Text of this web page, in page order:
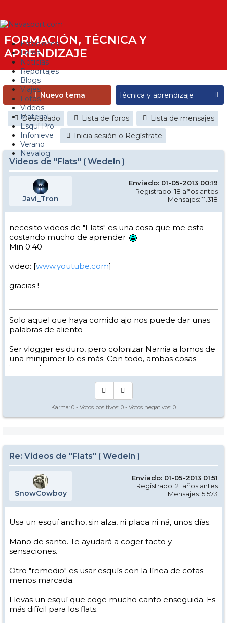
Estaciones
Foros
Noticias
Reportajes
Blogs
Viajes
Fotos
Videos
Material
Esquí Pro
Infonieve
Verano
Nevalog
FORMACIÓN, TÉCNICA Y
APRENDIZAJE
Nuevo tema
Destacado Lista de foros
Lista de mensajes
Inicia sesión o Regístrate
Videos de "Flats" ( Wedeln )
Javi_Tron
Enviado: 01-05-2013 00:19
Registrado: 18 años antes
Mensajes: 11.318
necesito videos de "Flats" es una cosa que me esta
costando mucho de aprender
Min 0:40
video: [www.youtube.com]
gracias !
Solo aquel que haya comido ajo nos puede dar unas
palabras de aliento
Ser vlogger es duro, pero colonizar Narnia a lomos de
una minipimer lo es más. Con todo, ambas cosas
intento hacer.
Yo hago esquí extremo : voy de extremo a extremo
Los caminos del esquí son inescrotables ...
Karma: 0 - Votos positivos: 0 - Votos negativos: 0
Re: Videos de "Flats" ( Wedeln )
SnowCowboy
Enviado: 01-05-2013 01:51
Registrado: 21 años antes
Mensajes: 5.573
Usa un esquí ancho, sin alza, ni placa ni ná, unos días.
Mano de santo. Te ayudará a coger tacto y
sensaciones.
Otro "remedio" es usar esquís con la línea de cotas
menos marcada.
Llevas un esquí que coge mucho canto enseguida. Es
más difícil para los flats.